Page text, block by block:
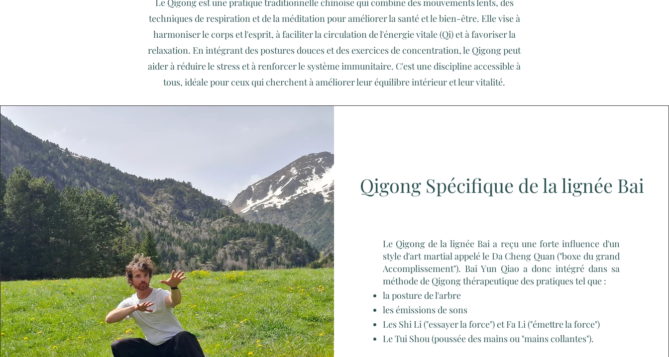
Le Qigong est une pratique traditionnelle chinoise qui combine des mouvements lents, des
techniques de respiration et de la méditation pour améliorer la santé et le bien-être. Elle vise à
harmoniser le corps et l'esprit, à faciliter la circulation de l'énergie vitale (Qi) et à favoriser la
relaxation. En intégrant des postures douces et des exercices de concentration, le Qigong peut
aider à réduire le stress et à renforcer le système immunitaire. C'est une discipline accessible à
tous, idéale pour ceux qui cherchent à améliorer leur équilibre intérieur et leur vitalité.
Qigong Spécifique de la lignée Bai
Le Qigong de la lignée Bai a reçu une forte influence d'un
style d'art martial appelé le Da Cheng Quan ("boxe du grand
Accomplissement"). Bai Yun Qiao a donc intégré dans sa
méthode de Qigong thérapeutique des pratiques tel que :
la posture de l'arbre
les émissions de sons
Les Shi Li ("essayer la force") et Fa Li ("émettre la force")
Le Tui Shou (poussée des mains ou "mains collantes").